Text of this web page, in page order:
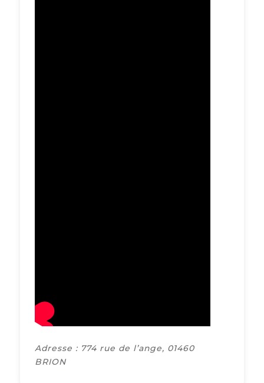
Adresse : 774 rue de l’ange, 01460
BRION